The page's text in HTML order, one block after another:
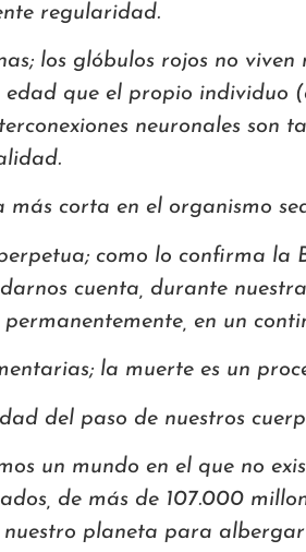
regularidad.
los glóbulos rojos no
que el propio individuo
neuronales
más corta en el organismo
como lo confirma
cuenta, durante
permanentemente, en un
la muerte es un
del paso de nuestros
un mundo en el que no
de más de 107.000
planeta para